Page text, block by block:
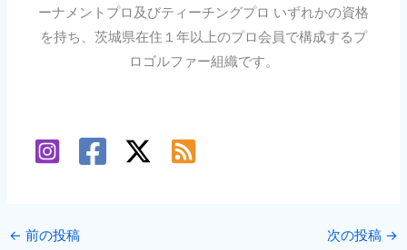
ーナメントプロ及びティーチングプロ いずれかの資格
を持ち、茨城県在住１年以上のプロ会員で構成するプ
ロゴルファー組織です。
← 前の投稿 次の投稿 →